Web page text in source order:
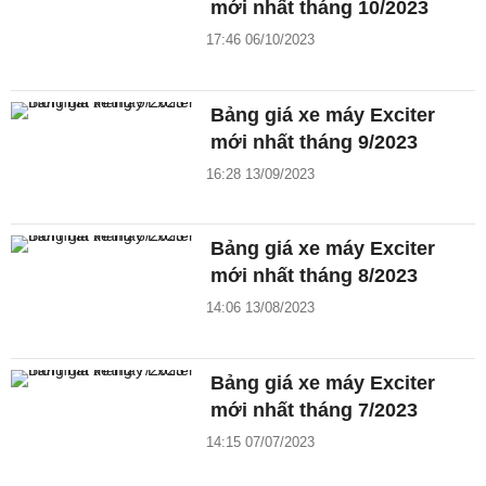
mới nhất tháng 10/2023
17:46 06/10/2023
Bảng giá xe máy Exciter
mới nhất tháng 9/2023
16:28 13/09/2023
Bảng giá xe máy Exciter
mới nhất tháng 8/2023
14:06 13/08/2023
Bảng giá xe máy Exciter
mới nhất tháng 7/2023
14:15 07/07/2023